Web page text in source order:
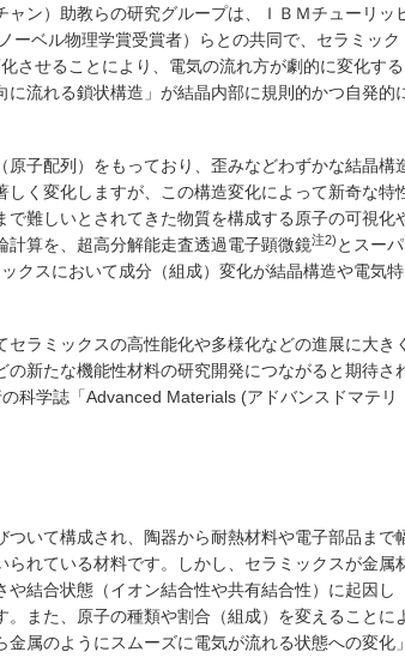
ン）助教らの研究グループは、ＩＢＭチューリッ
ーベル物理学賞受賞者）らとの共同で、セラミック
させることにより、電気の流れ方が劇的に変化する
流れる鎖状構造」が結晶内部に規則的かつ自発的
子配列）をもっており、歪みなどわずかな結晶構
く変化しますが、この構造変化によって新奇な特
難しいとされてきた物質を構成する原子の可視化
算を、超高分解能走査透過電子顕微鏡注2) とスーパ
クスにおいて成分（組成）変化が結晶構造や電気特
ラミックスの高性能化や多様化などの進展に大きく
新たな機能性材料の研究開発につながると期待さ
科学誌「Advanced Materials (アドバンスドマテリ
いて構成され、陶器から耐熱材料や電子部品まで
れている材料です。しかし、セラミックスが金属
結合状態（イオン結合性や共有結合性）に起因し
また、原子の種類や割合（組成）を変えることに
属のようにスムーズに電気が流れる状態への変化」